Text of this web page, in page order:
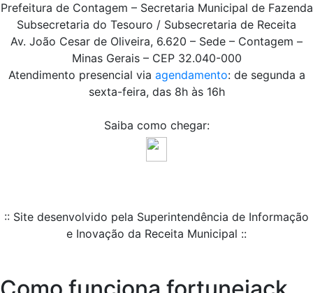
Prefeitura de Contagem – Secretaria Municipal de Fazenda
Subsecretaria do Tesouro / Subsecretaria de Receita
Av. João Cesar de Oliveira, 6.620 – Sede – Contagem –
Minas Gerais – CEP 32.040-000
Atendimento presencial via agendamento: de segunda a
sexta-feira, das 8h às 16h
Saiba como chegar:
:: Site desenvolvido pela Superintendência de Informação
e Inovação da Receita Municipal ::